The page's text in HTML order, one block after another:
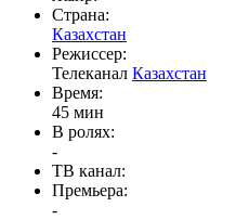
Страна:
Казахстан
Режиссер:
Телеканал Казахстан
Время:
45 мин
В ролях:
-
ТВ канал:
Премьера:
-